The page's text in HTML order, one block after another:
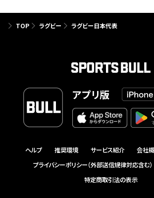
TOP ラグビー ラグビー日本代表
アプリ版
ヘルプ 推奨環境 サービス紹介 会社
プライバシーポリシー（外部送信規律対応含む）
特定商取引法の表示